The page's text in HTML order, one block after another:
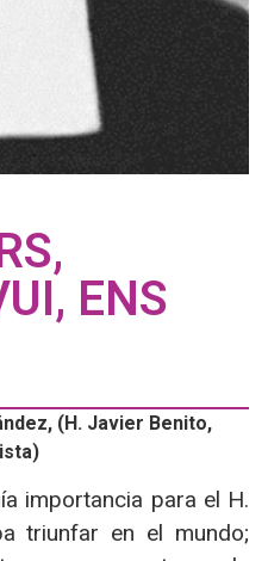
ENS
(H. Javier Benito,
importancia para el H.
triunfar en el mundo;